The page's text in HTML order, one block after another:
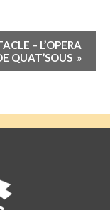
– L’OPERA
QUAT’SOUS »